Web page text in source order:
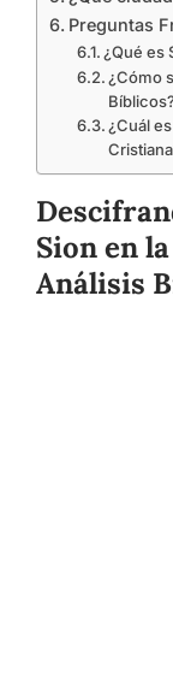
Preguntas
¿Qué es
¿Cómo
¿Cuál
Sion en
Análisis